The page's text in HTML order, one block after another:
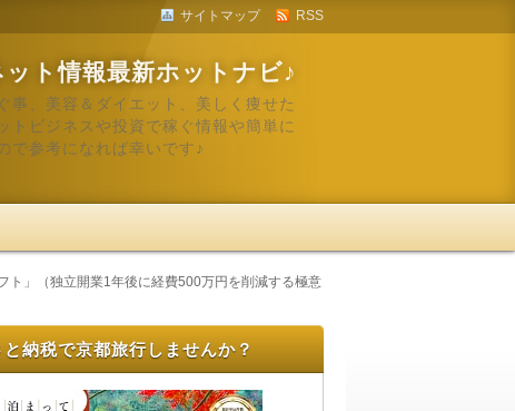
サイトマップ RSS
ト情報最新ホットナビ♪
事、美容＆ダイエット、美しく痩せた
トビジネスや投資で稼ぐ情報や簡単に
で参考になれば幸いです♪
ト」（独立開業1年後に経費500万円を削減する極意
納税で京都旅行しませんか？